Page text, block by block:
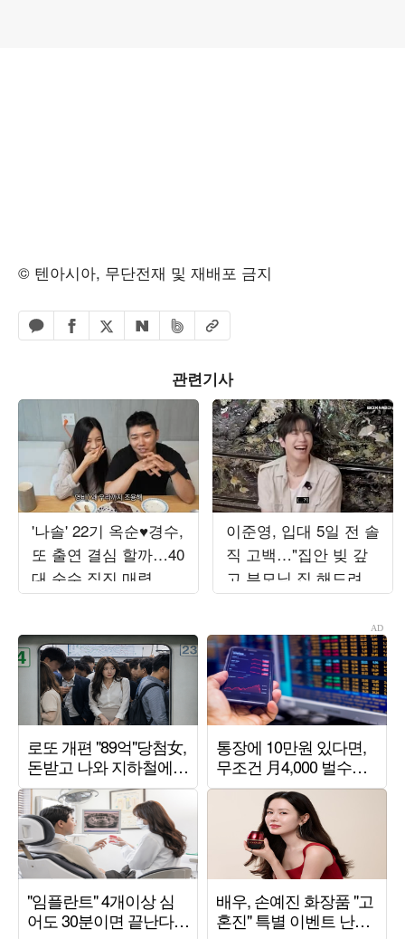
© 텐아시아, 무단전재 및 재배포 금지
카카오톡 공유하기
페이스북 공유하기
엑스 공유하기
네이버 공유하기
밴드 공유하기
URL복사
관련기사
'나솔' 22기 옥순♥경수,
또 출연 결심 할까…40
대 순수 직진 매력 관
전평 ('순수우유')
이준영, 입대 5일 전 솔
직 고백…"집안 빚 갚
고 부모님 집 해드려"
깜짝 ('차쥐뿔')